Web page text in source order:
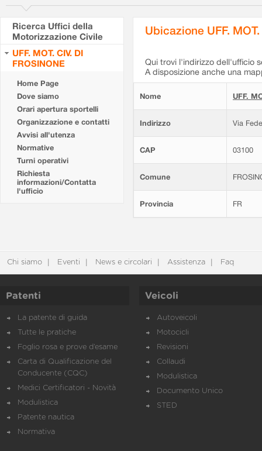
Ricerca Uffici della
Motorizzazione Civile
UFF. MOT. CIV. DI
FROSINONE
Home Page
Dove siamo
Orari apertura sportelli
Organizzazione e contatti
Avvisi all'utenza
Normative
Turni operativi
Richiesta
informazioni/Contatta
l'ufficio
Ubicazione UFF.
Qui trovi l'indirizzo dell'ufficio
A disposizione anche una
Nome UFF.
Indirizzo Via
CAP 03100
Comune
Provincia FR
Chi siamo Eventi News e circolari Assistenza Faq
Patenti
La patente di guida
Tutte le pratiche
Foglio rosa e prove d’esame
Carta di Qualificazione del
Conducente (CQC)
Medici Certificatori - Novità
Modulistica
Patente nautica
Normativa
Veicoli
Autoveicoli
Motocicli
Revisioni
Collaudi
Modulistica
Documento Unico
STED